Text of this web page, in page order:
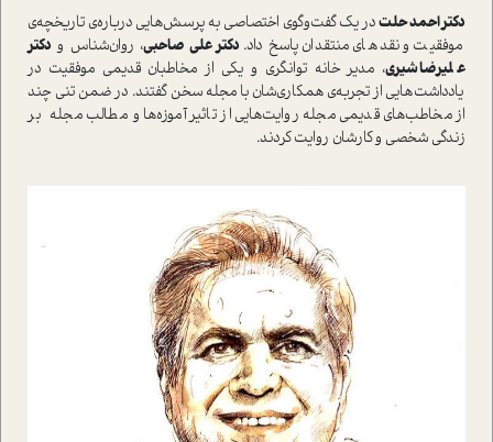
دکتر احمد حلتدر يک گفت‌و‌گوي اختصاصي به پرسش‌هايي درباره‌ي تاريخچه‌ي
موفقيت و نقد‌هاي منتقدان پاسخ داد. دکتر علي صاحبي، روان‌شناس و دکتر
عليرضا شيري، مدير خانه توانگري و يکي از مخاطبان قديمي موفقيت در
يادداشت‌هايي از تجربه‌ي همکاري‌شان با مجله سخن گفتند. در ضمن تني چند
از مخاطب‌هاي قديمي مجله روايت‌هايي از تاثير آموزه‌ها و مطالب مجله بر
زندگي شخصي و کارشان روايت کردند.